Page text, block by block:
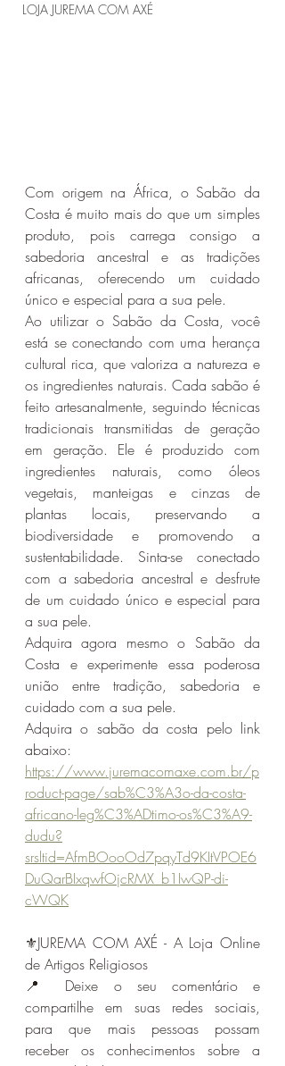
LOJA JUREMA COM AXÉ
Com origem na África, o Sabão da
Costa é muito mais do que um simples
produto, pois carrega consigo a
sabedoria ancestral e as tradições
africanas, oferecendo um cuidado
único e especial para a sua pele.
Ao utilizar o Sabão da Costa, você
está se conectando com uma herança
cultural rica, que valoriza a natureza e
os ingredientes naturais. Cada sabão é
feito artesanalmente, seguindo técnicas
tradicionais transmitidas de geração
em geração. Ele é produzido com
ingredientes naturais, como óleos
vegetais, manteigas e cinzas de
plantas locais, preservando a
biodiversidade e promovendo a
sustentabilidade. Sinta-se conectado
com a sabedoria ancestral e desfrute
de um cuidado único e especial para
a sua pele.
Adquira agora mesmo o Sabão da
Costa e experimente essa poderosa
união entre tradição, sabedoria e
cuidado com a sua pele.
Adquira o sabão da costa pelo link
abaixo:
https://www.juremacomaxe.com.br/p
roduct-page/sab%C3%A3o-da-costa-
africano-leg%C3%ADtimo-os%C3%A9-
dudu?
srsltid=AfmBOooOd7pqyTd9KItVPOE6
DuQarBIxqwfOjcRMX_b1IwQP-di-
cWQK
⚜️JUREMA COM AXÉ - A Loja Online
de Artigos Religiosos
📍 Deixe o seu comentário e
compartilhe em suas redes sociais,
para que mais pessoas possam
receber os conhecimentos sobre a